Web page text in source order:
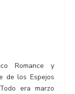
Romance y
de los Espejos
era marzo